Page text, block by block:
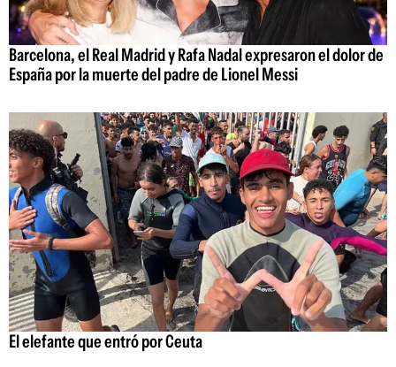
Barcelona, el Real Madrid y Rafa Nadal expresaron el dolor de
España por la muerte del padre de Lionel Messi
El elefante que entró por Ceuta